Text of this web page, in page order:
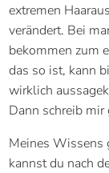
extremen
verändert. Bei
bekommen zum
das so ist, kann
wirklich
Dann schreib mir
Meines Wissens
kannst du nach